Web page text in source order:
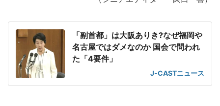
「副首都」は大阪ありき?なぜ福岡や
名古屋ではダメなのか 国会で問われ
た「4要件」
J-CASTニュース